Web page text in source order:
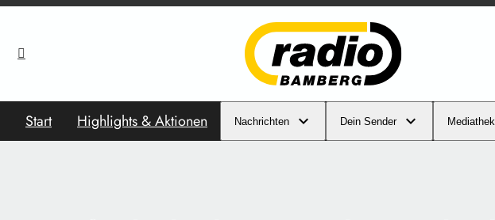
Start Highlights & Aktionen Nachrichten Dein Sender Mediathek